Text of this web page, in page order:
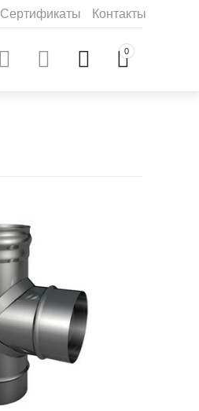
Сертификаты Контакты
0